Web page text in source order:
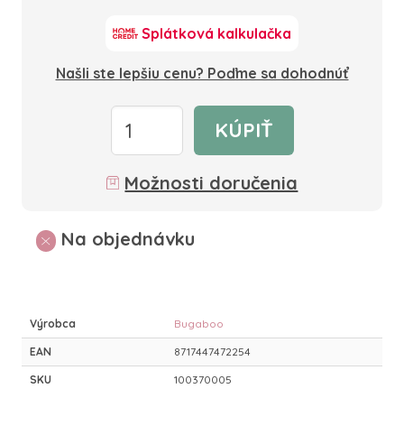
Splátková kalkulačka
Našli ste lepšiu cenu? Poďme sa dohodnúť
KÚPIŤ
Možnosti doručenia
Na objednávku
Výrobca Bugaboo
EAN 8717447472254
SKU 100370005